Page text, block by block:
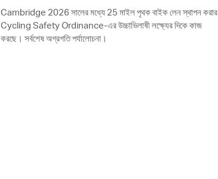
Cambridge 2026 সালের মধ্যে 25 মাইল পৃথক বাইক লেন স্থাপন করার
Cycling Safety Ordinance-এর উচ্চাভিলাষী লক্ষ্যের দিকে কাজ
করছে। সর্বশেষ অগ্রগতি পর্যালোচনা।